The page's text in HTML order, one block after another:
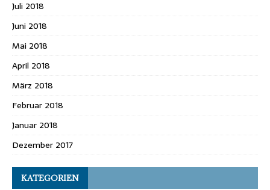
Juli 2018
Juni 2018
Mai 2018
April 2018
März 2018
Februar 2018
Januar 2018
Dezember 2017
KATEGORIEN